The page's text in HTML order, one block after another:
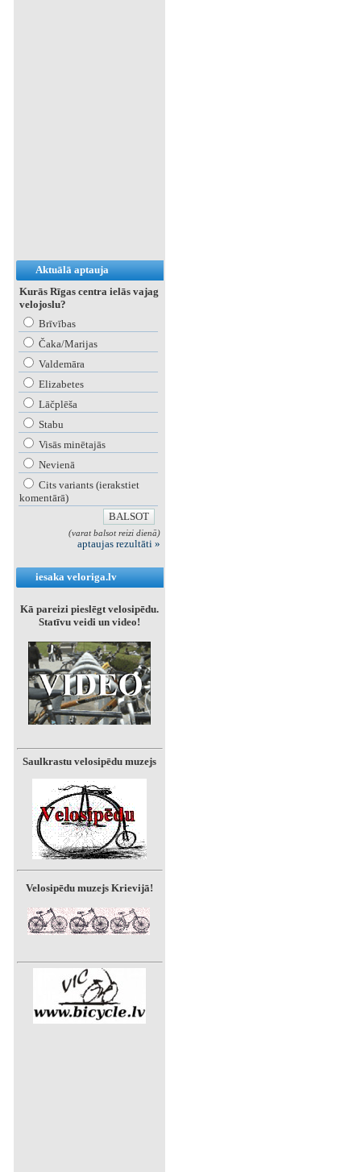
Aktuālā aptauja
Kurās Rīgas centra ielās vajag
velojoslu?
Brīvības
Čaka/Marijas
Valdemāra
Elizabetes
Lāčplēša
Stabu
Visās minētajās
Nevienā
Cits variants (ierakstiet
komentārā)
(varat balsot reizi dienā)
aptaujas rezultāti »
iesaka veloriga.lv
Kā pareizi pieslēgt velosipēdu.
Statīvu veidi un video!
Saulkrastu velosipēdu muzejs
Velosipēdu muzejs Krievijā!